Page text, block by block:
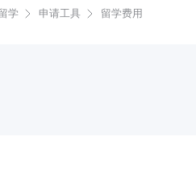
学 申请工具 留学费用